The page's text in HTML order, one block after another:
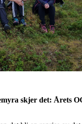
skjer det: Årets